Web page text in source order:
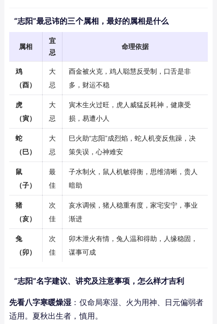
“志阳”最忌讳的三个属相，最好的属相是什么
属相
宜
忌
命理依据
鸡
（酉）
大
忌
酉金被火克，鸡人聪慧反受制，口舌是非
多，财运不稳
虎
（寅）
大
忌
寅木生火过旺，虎人威猛反耗神，健康受
损，易遭小人
蛇
（巳）
大
忌
巳火助“志阳”成烈焰，蛇人机变反焦躁，决
策失误，心神难安
鼠
（子）
最
佳
子水制火，鼠人机敏得衡，思维清晰，贵人
暗助
猪
（亥）
次
佳
亥水调候，猪人稳重有度，家宅安宁，事业
渐进
兔
（卯）
次
佳
卯木泄火有情，兔人温和得助，人缘稳固，
谋事可成
“志阳”名字建议、讲究及注意事项，怎么样才吉利
先看八字寒暖燥湿 ：仅命局寒湿、火为用神、日元偏弱者
适用。夏秋出生者，慎用。